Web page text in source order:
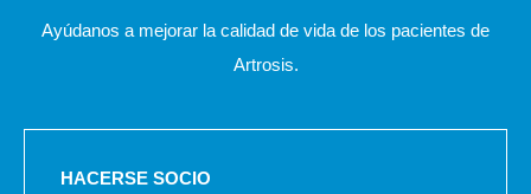
Ayúdanos a mejorar la calidad de vida de los pacientes de
Artrosis.
HACERSE SOCIO